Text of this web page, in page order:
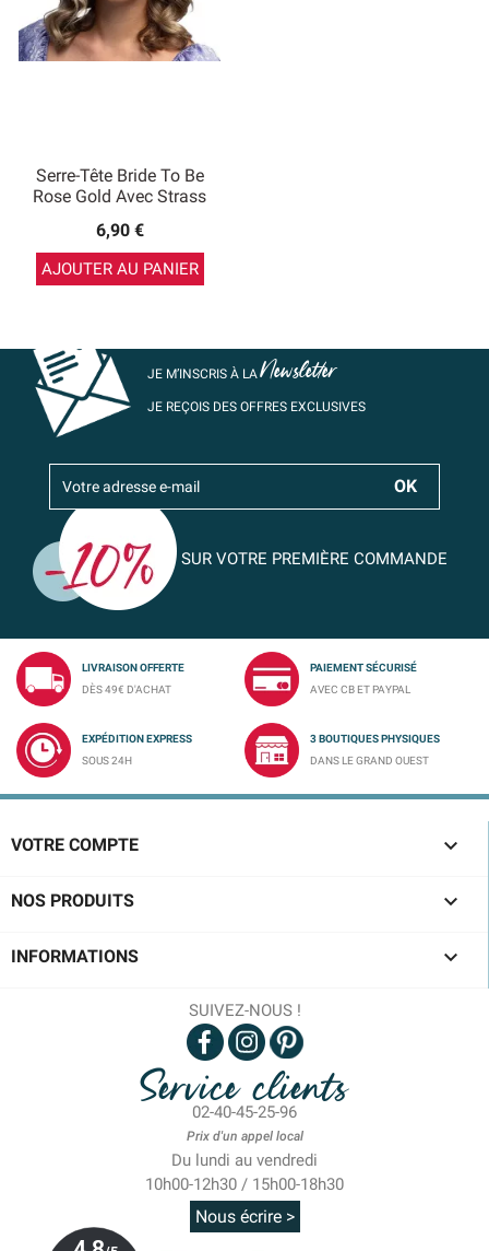
Serre-Tête Bride To Be
Rose Gold Avec Strass
6,90 €
AJOUTER AU PANIER
JE M’INSCRIS À LANewsletter
JE REÇOIS DES OFFRES EXCLUSIVES
SUR VOTRE PREMIÈRE COMMANDE
LIVRAISON OFFERTE
DÈS 49€ D'ACHAT
PAIEMENT SÉCURISÉ
AVEC CB ET PAYPAL
EXPÉDITION EXPRESS
SOUS 24H
3 BOUTIQUES PHYSIQUES
DANS LE GRAND OUEST
VOTRE COMPTE 
NOS PRODUITS 
INFORMATIONS 
SUIVEZ-NOUS !
Service clients
02-40-45-25-96
Prix d'un appel local
Du lundi au vendredi
10h00-12h30 / 15h00-18h30
Nous écrire >